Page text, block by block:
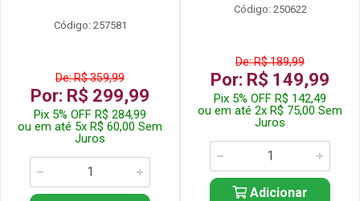
Código: 257581
De: R$ 359,99
Por: R$ 299,99
Pix 5% OFF R$ 284,99
ou em até 5x R$ 60,00 Sem
Juros
Código: 250622
De: R$ 189,99
Por: R$ 149,99
Pix 5% OFF R$ 142,49
ou em até 2x R$ 75,00 Sem
Juros
Adicionar